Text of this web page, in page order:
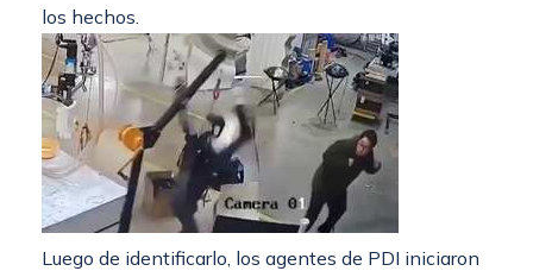
los hechos.
Luego de identificarlo, los agentes de PDI iniciaron